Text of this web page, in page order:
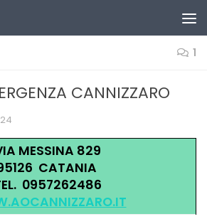
1
CANNIZZARO
MESSINA 829
CATANIA
0957262486